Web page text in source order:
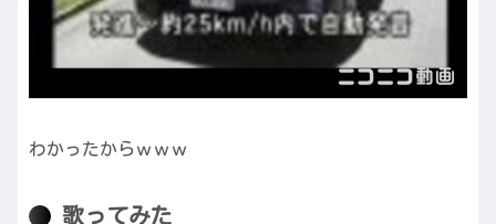
わかったからｗｗｗ
歌ってみた